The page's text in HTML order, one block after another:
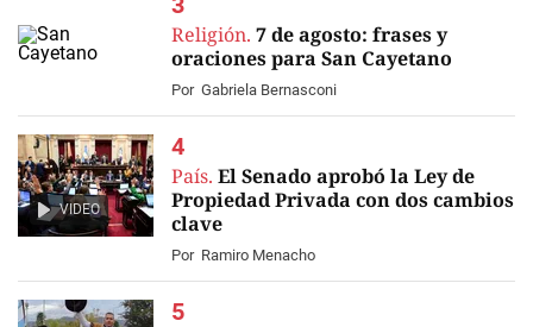
Religión. 7 de agosto: frases y
oraciones para San Cayetano
Por Gabriela Bernasconi
VIDEO
País. El Senado aprobó la Ley de
Propiedad Privada con dos cambios
clave
Por Ramiro Menacho